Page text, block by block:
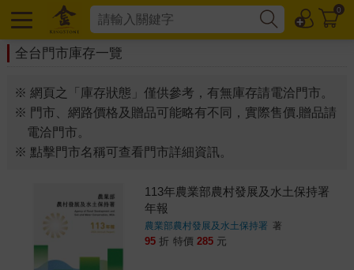
0
全台門市庫存一覽
※ 網頁之「庫存狀態」僅供參考，有無庫存請電洽門市。
※ 門市、網路價格及贈品可能略有不同，實際售價.贈品請
電洽門市。
※ 點擊門市名稱可查看門市詳細資訊。
113年農業部農村發展及水土保持署
年報
農業部農村發展及水土保持署 著
95 折 特價 285 元